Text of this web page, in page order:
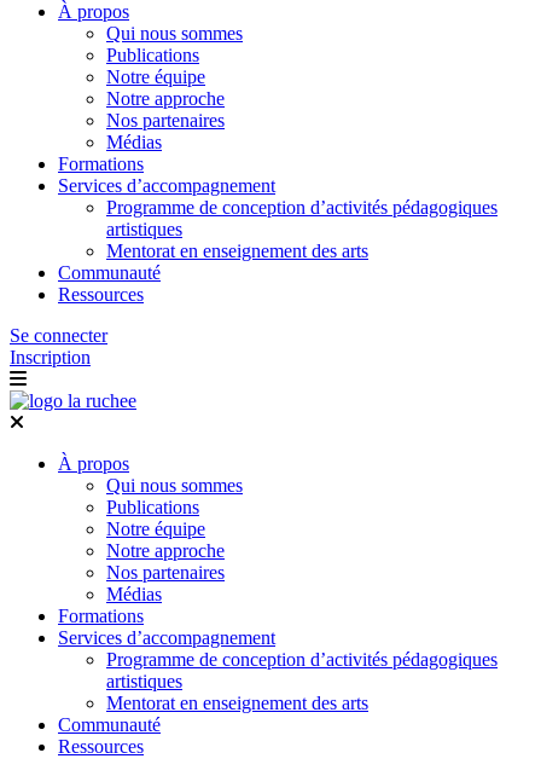
À propos
Qui nous sommes
Publications
Notre équipe
Notre approche
Nos partenaires
Médias
Formations
Services d’accompagnement
Programme de conception d’activités pédagogiques
artistiques
Mentorat en enseignement des arts
Communauté
Ressources
Se connecter
Inscription
À propos
Qui nous sommes
Publications
Notre équipe
Notre approche
Nos partenaires
Médias
Formations
Services d’accompagnement
Programme de conception d’activités pédagogiques
artistiques
Mentorat en enseignement des arts
Communauté
Ressources